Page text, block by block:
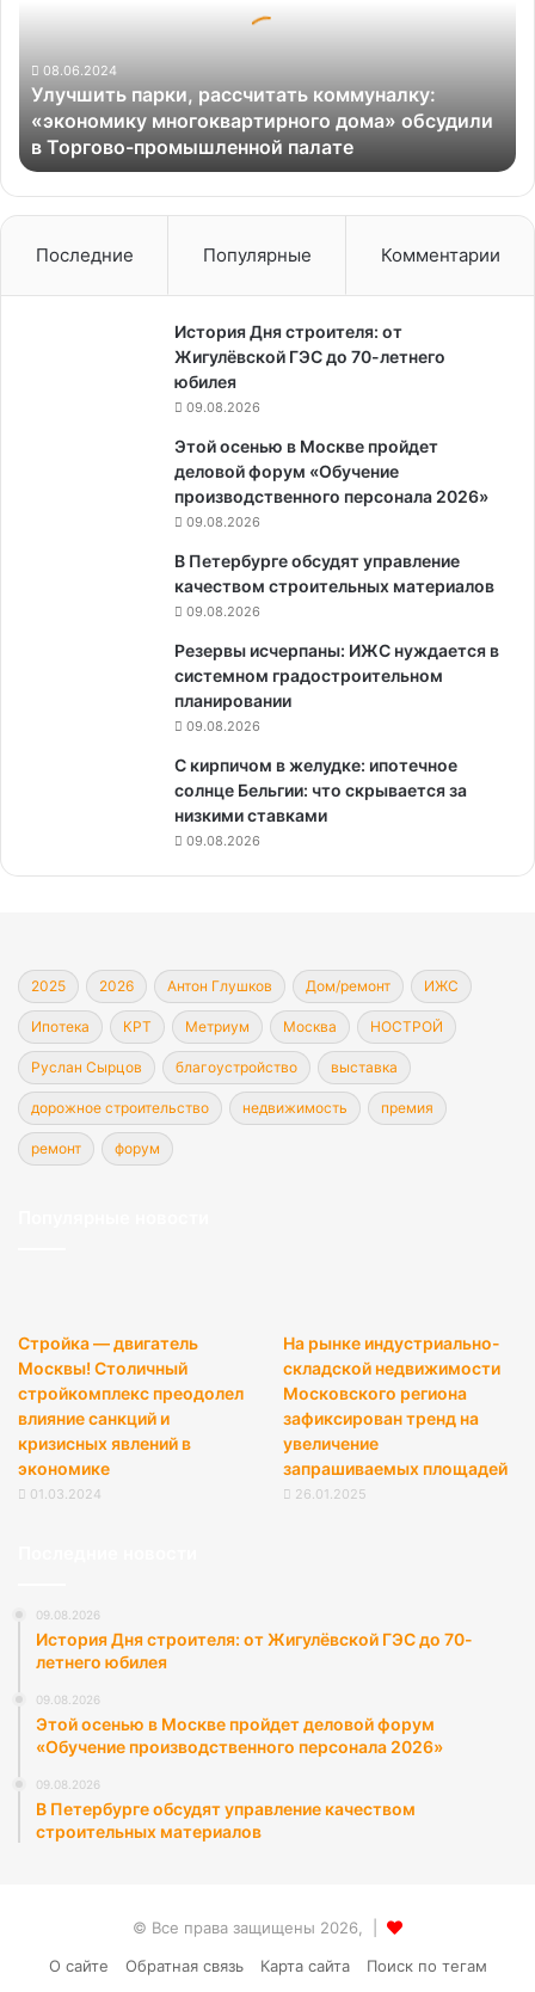
дома»
обсудили
Торгово-
промышленной
палате
08.06.2024
Улучшить парки, рассчитать коммуналку:
«экономику многоквартирного дома» обсудили
в Торгово-промышленной палате
Последние Популярные Комментарии
История Дня строителя: от
Жигулёвской ГЭС до 70-летнего
юбилея
09.08.2026
Этой осенью в Москве пройдет
деловой форум «Обучение
производственного персонала 2026»
09.08.2026
В Петербурге обсудят управление
качеством строительных материалов
09.08.2026
Резервы исчерпаны: ИЖС нуждается в
системном градостроительном
планировании
09.08.2026
С кирпичом в желудке: ипотечное
солнце Бельгии: что скрывается за
низкими ставками
09.08.2026
2025 2026 Антон Глушков Дом/ремонт ИЖС
Ипотека КРТ Метриум Москва НОСТРОЙ
Руслан Сырцов благоустройство выставка
дорожное строительство недвижимость премия
ремонт форум
Стройка — двигатель
Москвы! Столичный
стройкомплекс преодолел
влияние санкций и
кризисных явлений в
экономике
01.03.2024
На рынке индустриально-
складской недвижимости
Московского региона
зафиксирован тренд на
увеличение
запрашиваемых площадей
26.01.2025
09.08.2026
История Дня строителя: от Жигулёвской ГЭС до 70-
летнего юбилея
09.08.2026
Этой осенью в Москве пройдет деловой форум
«Обучение производственного персонала 2026»
09.08.2026
В Петербурге обсудят управление качеством
строительных материалов
© Все права защищены 2026, |
О сайте
Обратная связь Карта сайта Поиск по тегам